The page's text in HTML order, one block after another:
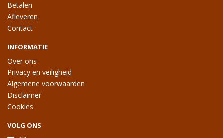
Betalen
Afleveren
Contact
INFORMATIE
Over ons
Privacy en veiligheid
Algemene voorwaarden
Disclaimer
Cookies
VOLG ONS